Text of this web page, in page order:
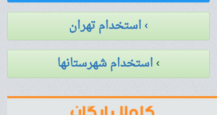
› استخدام تهران
›استخدام شهرستانها